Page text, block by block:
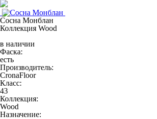
Сосна Монблан
Коллекция Wood
в наличии
Фаска:
есть
Производитель:
CronaFloor
Класс:
43
Коллекция:
Wood
Назначение: